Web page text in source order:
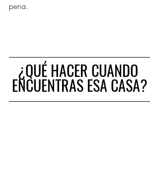
pena.
¿QUÉ HACER CUANDO
ENCUENTRAS ESA CASA?